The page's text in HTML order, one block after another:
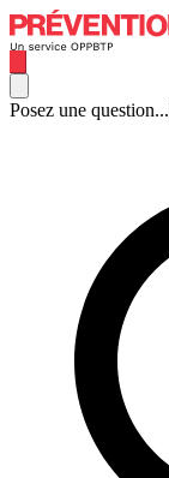
Posez une question...